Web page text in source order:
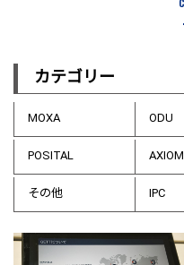
カテゴリー
MOXA ODU
POSITAL
その他 IPC